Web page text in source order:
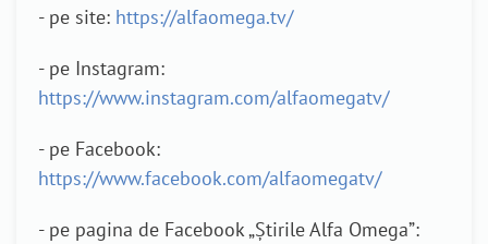
- pe site: https://alfaomega.tv/
- pe Instagram:
https://www.instagram.com/alfaomegatv/
- pe Facebook:
https://www.facebook.com/alfaomegatv/
- pe pagina de Facebook „Știrile Alfa Omega”: